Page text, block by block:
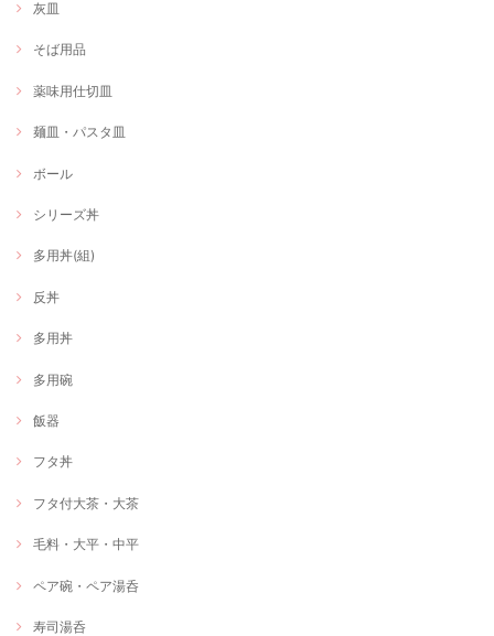
灰皿
そば用品
薬味用仕切皿
麺皿・パスタ皿
ボール
シリーズ丼
多用丼(組)
反丼
多用丼
多用碗
飯器
フタ丼
フタ付大茶・大茶
毛料・大平・中平
ペア碗・ペア湯呑
寿司湯呑